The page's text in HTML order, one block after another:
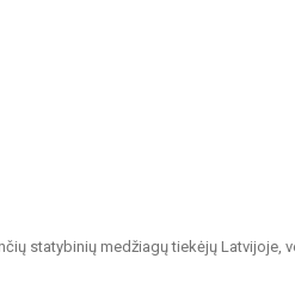
statybinių medžiagų tiekėjų